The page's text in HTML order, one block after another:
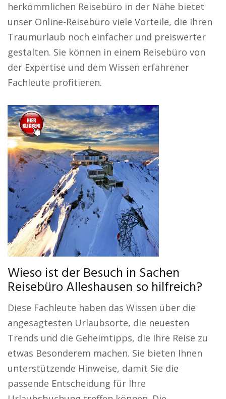
herkömmlichen Reisebüro in der Nähe bietet
unser Online-Reisebüro viele Vorteile, die Ihren
Traumurlaub noch einfacher und preiswerter
gestalten. Sie können in einem Reisebüro von
der Expertise und dem Wissen erfahrener
Fachleute profitieren.
Wieso ist der Besuch in Sachen
Reisebüro Alleshausen so hilfreich?
Diese Fachleute haben das Wissen über die
angesagtesten Urlaubsorte, die neuesten
Trends und die Geheimtipps, die Ihre Reise zu
etwas Besonderem machen. Sie bieten Ihnen
unterstützende Hinweise, damit Sie die
passende Entscheidung für Ihre